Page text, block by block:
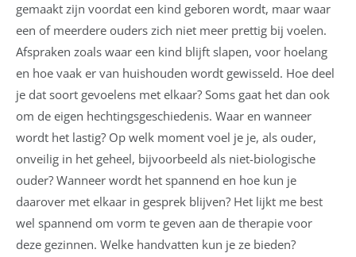
gemaakt zijn voordat een kind geboren wordt, maar waar
een of meerdere ouders zich niet meer prettig bij voelen.
Afspraken zoals waar een kind blijft slapen, voor hoelang
en hoe vaak er van huishouden wordt gewisseld. Hoe deel
je dat soort gevoelens met elkaar? Soms gaat het dan ook
om de eigen hechtingsgeschiedenis. Waar en wanneer
wordt het lastig? Op welk moment voel je je, als ouder,
onveilig in het geheel, bijvoorbeeld als niet-biologische
ouder? Wanneer wordt het spannend en hoe kun je
daarover met elkaar in gesprek blijven? Het lijkt me best
wel spannend om vorm te geven aan de therapie voor
deze gezinnen. Welke handvatten kun je ze bieden?